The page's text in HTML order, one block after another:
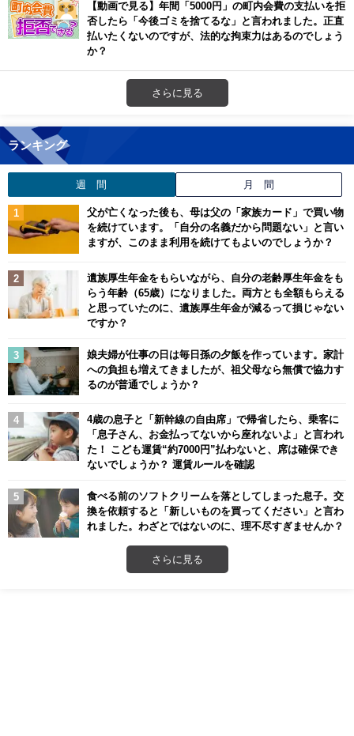
【動画で見る】年間「5000円」の町内会費の支払いを拒
否したら「今後ゴミを捨てるな」と言われました。正直
払いたくないのですが、法的な拘束力はあるのでしょう
か？
さらに見る
ランキング
週 間 月 間
父が亡くなった後も、母は父の「家族カード」で買い物
を続けています。「自分の名義だから問題ない」と言い
ますが、このまま利用を続けてもよいのでしょうか？
遺族厚生年金をもらいながら、自分の老齢厚生年金をも
らう年齢（65歳）になりました。両方とも全額もらえる
と思っていたのに、遺族厚生年金が減るって損じゃない
ですか？
娘夫婦が仕事の日は毎日孫の夕飯を作っています。家計
への負担も増えてきましたが、祖父母なら無償で協力す
るのが普通でしょうか？
4歳の息子と「新幹線の自由席」で帰省したら、乗客に
「息子さん、お金払ってないから座れないよ」と言われ
た！ こども運賃“約7000円”払わないと、席は確保でき
ないでしょうか？ 運賃ルールを確認
食べる前のソフトクリームを落としてしまった息子。交
換を依頼すると「新しいものを買ってください」と言わ
れました。わざとではないのに、理不尽すぎませんか？
さらに見る